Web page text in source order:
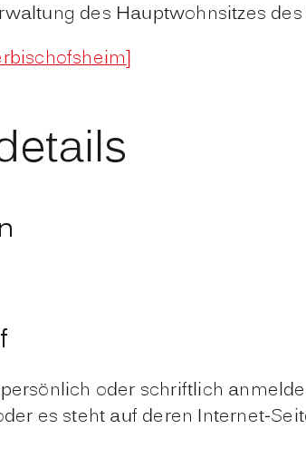
des Hauptwohnsitzes
oder schriftlich
es steht auf deren Internet-